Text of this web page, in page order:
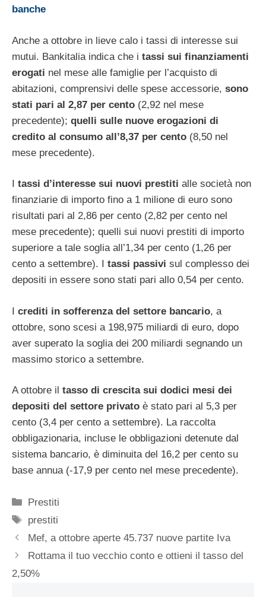
banche
Anche a ottobre in lieve calo i tassi di interesse sui
mutui. Bankitalia indica che i tassi sui finanziamenti
erogati nel mese alle famiglie per l’acquisto di
abitazioni, comprensivi delle spese accessorie, sono
stati pari al 2,87 per cento (2,92 nel mese
precedente); quelli sulle nuove erogazioni di
credito al consumo all’8,37 per cento (8,50 nel
mese precedente).
I tassi d’interesse sui nuovi prestiti alle società non
finanziarie di importo fino a 1 milione di euro sono
risultati pari al 2,86 per cento (2,82 per cento nel
mese precedente); quelli sui nuovi prestiti di importo
superiore a tale soglia all’1,34 per cento (1,26 per
cento a settembre). I tassi passivi sul complesso dei
depositi in essere sono stati pari allo 0,54 per cento.
I crediti in sofferenza del settore bancario, a
ottobre, sono scesi a 198,975 miliardi di euro, dopo
aver superato la soglia dei 200 miliardi segnando un
massimo storico a settembre.
A ottobre il tasso di crescita sui dodici mesi dei
depositi del settore privato è stato pari al 5,3 per
cento (3,4 per cento a settembre). La raccolta
obbligazionaria, incluse le obbligazioni detenute dal
sistema bancario, è diminuita del 16,2 per cento su
base annua (-17,9 per cento nel mese precedente).
Categorie
Prestiti
Tag
prestiti
Mef, a ottobre aperte 45.737 nuove partite Iva
Rottama il tuo vecchio conto e ottieni il tasso del
2,50%